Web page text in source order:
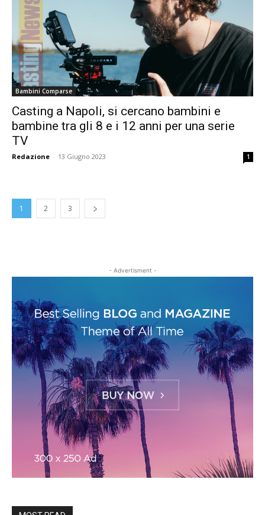
Bambini Comparse
Casting a Napoli, si cercano bambini e
bambine tra gli 8 e i 12 anni per una serie
TV
Redazione - 13 Giugno 2023 1
1 2 3
- Advertisment -